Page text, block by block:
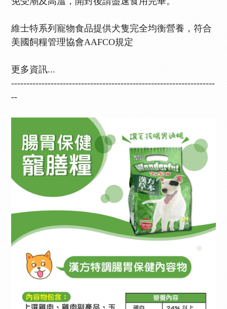
維士特系列寵物食品提供犬隻完全均衡營養，符合
美國飼糧管理協會AAFCO規定
更多資訊...
-------------------------------------------------------------------
--